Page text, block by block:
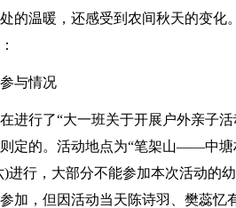
的温暖，还感受到农间秋天的变
与情况
进行了“大一班关于开展户外亲子
定的。活动地点为“笔架山——中塘
)进行，大部分不能参加本次活动的
加，但因活动当天陈诗羽、樊蕊忆